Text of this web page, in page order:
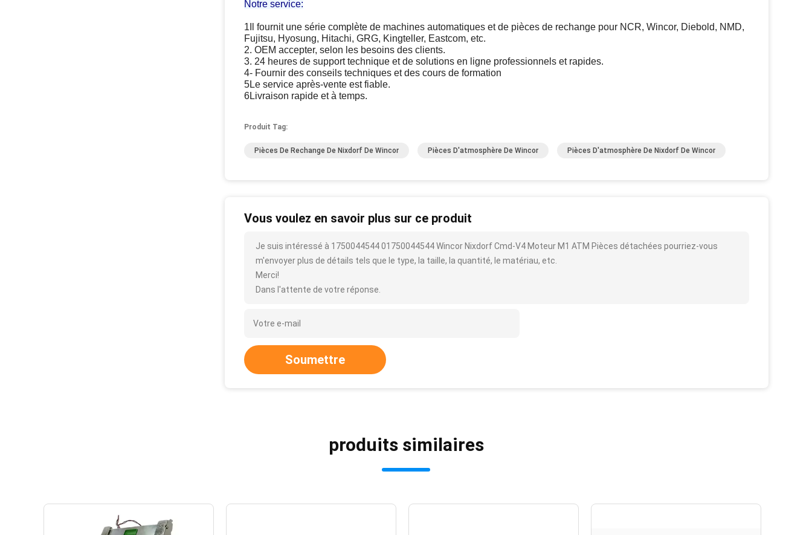
Notre service:
1Il fournit une série complète de machines automatiques et de pièces de rechange pour NCR, Wincor, Diebold, NMD,
Fujitsu, Hyosung, Hitachi, GRG, Kingteller, Eastcom, etc.
2. OEM accepter, selon les besoins des clients.
3. 24 heures de support technique et de solutions en ligne professionnels et rapides.
4- Fournir des conseils techniques et des cours de formation
5Le service après-vente est fiable.
6Livraison rapide et à temps.
Produit Tag:
Pièces De Rechange De Nixdorf De Wincor Pièces D'atmosphère De Wincor Pièces D'atmosphère De Nixdorf De Wincor
Vous voulez en savoir plus sur ce produit
Je suis intéressé à 1750044544 01750044544 Wincor Nixdorf Cmd-V4 Moteur M1 ATM Pièces détachées pourriez-vous
m'envoyer plus de détails tels que le type, la taille, la quantité, le matériau, etc.
Merci!
Dans l'attente de votre réponse.
Soumettre
produits similaires